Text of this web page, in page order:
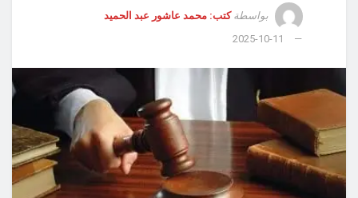
بواسطة كتب: محمد عاشور عبد الحميد
2025-10-11